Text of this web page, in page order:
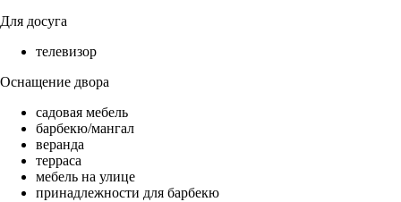
Для досуга
телевизор
Оснащение двора
садовая мебель
барбекю/мангал
веранда
терраса
мебель на улице
принадлежности для барбекю